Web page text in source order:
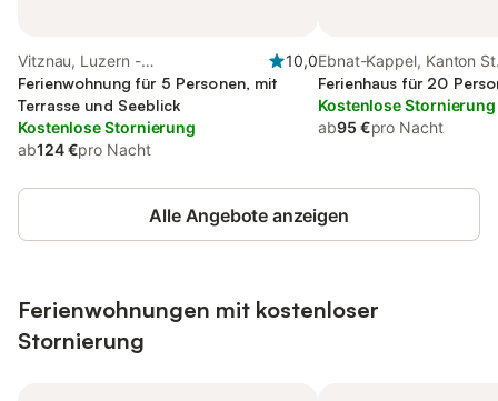
Vitznau, Luzern -
Vierwaldstättersee
10,0
Ferienwohnung für 5 Personen, mit
Terrasse und Seeblick
Kostenlose Stornierung
ab124 €pro Nacht
Ebnat-Kappel, Kanton
Ferienhaus für 20
Kostenlose Stornierung
ab95 €pro Nacht
Alle Angebote anzeigen
Ferienwohnungen mit kostenloser
Stornierung